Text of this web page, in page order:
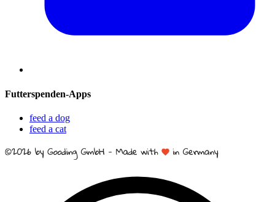
Futterspenden-Apps
feed a dog
feed a cat